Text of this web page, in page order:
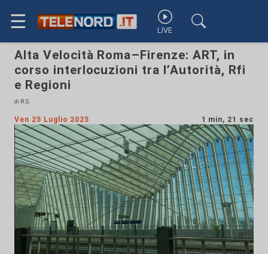
☰ LIVE
Alta Velocità Roma–Firenze: ART, in
corso interlocuzioni tra l’Autorità, Rfi
e Regioni
di R.S.
Ven 25 Luglio 2025 1 min, 21 sec